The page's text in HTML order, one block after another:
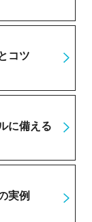
コツ
に備える
実例